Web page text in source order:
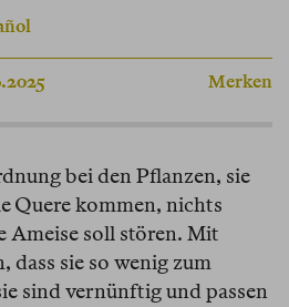
Merken
bei den Pflanzen, sie
Quere kommen, nichts
Ameise soll stören. Mit
dass sie so wenig zum
sind vernünftig und passen